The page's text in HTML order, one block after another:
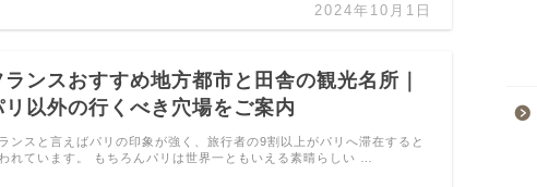
2024年10月1日
ランスおすすめ地方都市と田舎の観光名所｜
リ以外の行くべき穴場をご案内
ンスと言えばパリの印象が強く、旅行者の9割以上がパリへ滞在すると
れています。 もちろんパリは世界一ともいえる素晴らしい …